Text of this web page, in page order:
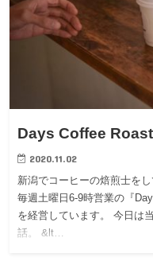
Days Coffee
2020.11.02
新潟でコーヒーの焙煎士を
毎週土曜日6-9時営業の『
を経営しています。 今日は
話。 &lt…